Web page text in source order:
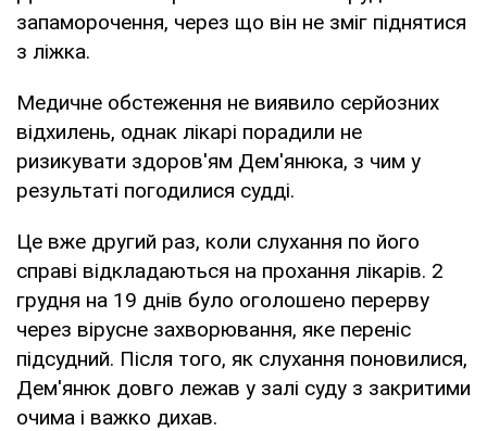
запаморочення, через що він не зміг піднятися
з ліжка.
Медичне обстеження не виявило серйозних
відхилень, однак лікарі порадили не
ризикувати здоров'ям Дем'янюка, з чим у
результаті погодилися судді.
Це вже другий раз, коли слухання по його
справі відкладаються на прохання лікарів. 2
грудня на 19 днів було оголошено перерву
через вірусне захворювання, яке переніс
підсудний. Після того, як слухання поновилися,
Дем'янюк довго лежав у залі суду з закритими
очима і важко дихав.